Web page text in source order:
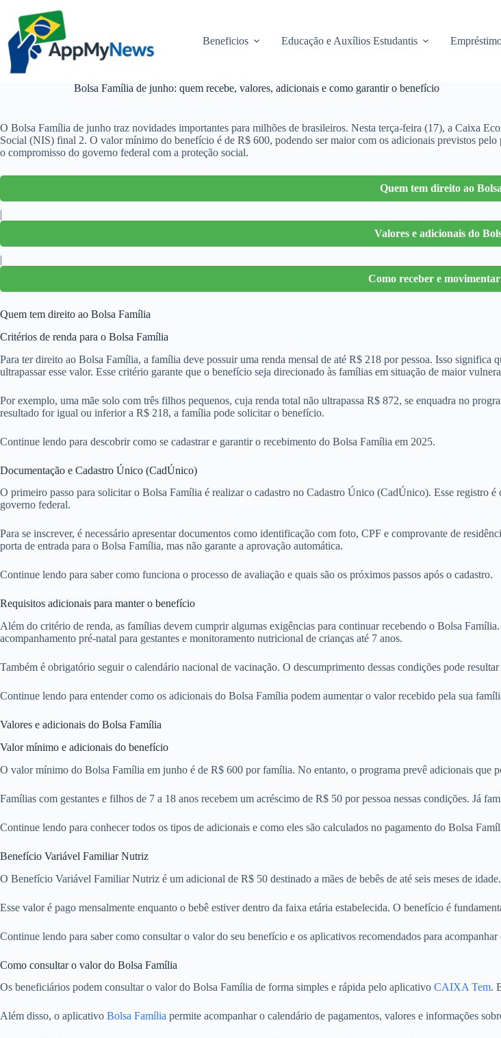
conteúdo
Beneficios Educação e Auxílios Estudantis
Bolsa Família de junho: quem recebe, valores, adicionais e como garantir o benefício
O Bolsa Família de junho traz novidades importantes para milhões de brasileiros. Nesta terça-feira (17), a Caixa
Social (NIS) final 2. O valor mínimo do benefício é de R$ 600, podendo ser maior com os adicionais previstos
o compromisso do governo federal com a proteção social.
Quem tem direito ao
|
Valores e adicionais do
|
Como receber e
Quem tem direito ao Bolsa Família
Critérios de renda para o Bolsa Família
Para ter direito ao Bolsa Família, a família deve possuir uma renda mensal de até R$ 218 por pessoa. Isso
ultrapassar esse valor. Esse critério garante que o benefício seja direcionado às famílias em situação de maior
Por exemplo, uma mãe solo com três filhos pequenos, cuja renda total não ultrapassa R$ 872, se enquadra no
resultado for igual ou inferior a R$ 218, a família pode solicitar o benefício.
Continue lendo para descobrir como se cadastrar e garantir o recebimento do Bolsa Família em 2025.
Documentação e Cadastro Único (CadÚnico)
O primeiro passo para solicitar o Bolsa Família é realizar o cadastro no Cadastro Único (CadÚnico). Esse registro
governo federal.
Para se inscrever, é necessário apresentar documentos como identificação com foto, CPF e comprovante de
porta de entrada para o Bolsa Família, mas não garante a aprovação automática.
Continue lendo para saber como funciona o processo de avaliação e quais são os próximos passos após o cadastro.
Requisitos adicionais para manter o benefício
Além do critério de renda, as famílias devem cumprir algumas exigências para continuar recebendo o Bolsa
acompanhamento pré-natal para gestantes e monitoramento nutricional de crianças até 7 anos.
Também é obrigatório seguir o calendário nacional de vacinação. O descumprimento dessas condições pode
Continue lendo para entender como os adicionais do Bolsa Família podem aumentar o valor recebido pela sua
Valores e adicionais do Bolsa Família
Valor mínimo e adicionais do benefício
O valor mínimo do Bolsa Família em junho é de R$ 600 por família. No entanto, o programa prevê adicionais que
Famílias com gestantes e filhos de 7 a 18 anos recebem um acréscimo de R$ 50 por pessoa nessas condições. Já
Continue lendo para conhecer todos os tipos de adicionais e como eles são calculados no pagamento do Bolsa
Benefício Variável Familiar Nutriz
O Benefício Variável Familiar Nutriz é um adicional de R$ 50 destinado a mães de bebês de até seis meses de
Esse valor é pago mensalmente enquanto o bebê estiver dentro da faixa etária estabelecida. O benefício é
Continue lendo para saber como consultar o valor do seu benefício e os aplicativos recomendados para acompanhar
Como consultar o valor do Bolsa Família
Os beneficiários podem consultar o valor do Bolsa Família de forma simples e rápida pelo aplicativo CAIXA Tem.
Além disso, o aplicativo Bolsa Família permite acompanhar o calendário de pagamentos, valores e informações